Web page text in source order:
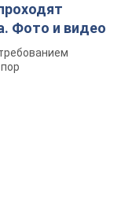
Фото и видео